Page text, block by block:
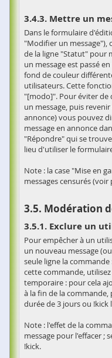
Mettre un
Dans le formulaire
"Modifier un message"),
de la ligne "Statut" pour
un message est passé
fond de couleur
utilisateurs. Cette
"[modo]". Pour éviter de
un message, puis
annonce) vous pouvez
message en annonce
"Répondre" qui se
lieu d'utiliser le
Note : la case "Mise en
messages censurés
Modération
Exclure un
Pour empêcher à un
un nouveau message
seule ligne la
cette commande,
temporaire : pour cela
à la fin de la
durée de 3 jours ou
Note : l'effet de la
message pour l'effacer ;
!kick.